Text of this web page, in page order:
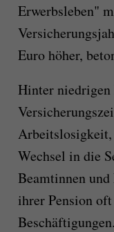
Erwerbsleben"
Euro höher,
Hinter niedrigen
Arbeitslosigkeit,
Wechsel in die
Beamtinnen
ihrer Pension
Beschäftigungen.